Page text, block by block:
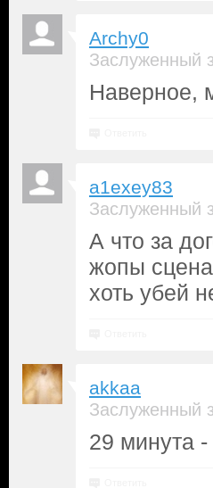
Archy0
Заслуженный
Наверное,
a1exey83
Заслуженный
А что за
жопы
хоть убей
akkaa
Заслуженный
29 минута -